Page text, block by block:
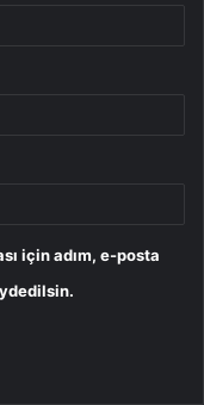
için adım, e-posta